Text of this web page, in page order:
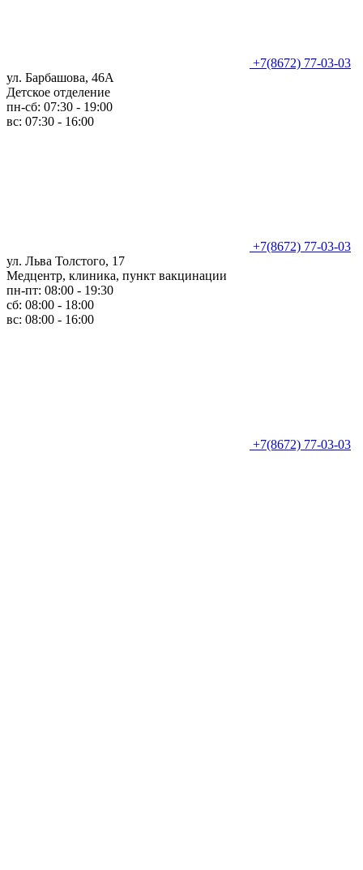
+7(8672) 77-03-03
ул. Барбашова, 46А
Детское отделение
пн-сб: 07:30 - 19:00
вс: 07:30 - 16:00
+7(8672) 77-03-03
ул. Льва Толстого, 17
Медцентр, клиника, пункт вакцинации
пн-пт: 08:00 - 19:30
сб: 08:00 - 18:00
вс: 08:00 - 16:00
+7(8672) 77-03-03